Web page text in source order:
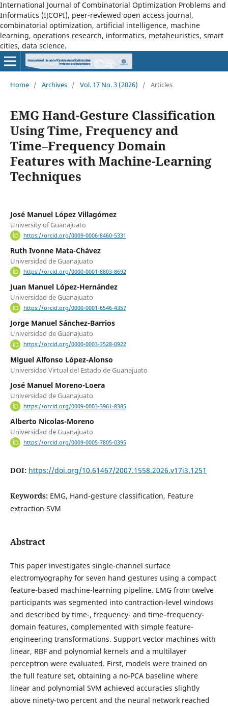
International Journal of Combinatorial Optimization Problems and
Informatics (IJCOPI), peer-reviewed open access journal,
combinatorial optimization, artificial intelligence, machine
learning, operations research, informatics, metaheuristics, smart
cities, data science.
Home / Archives / Vol. 17 No. 3 (2026) / Articles
EMG Hand-Gesture Classification
Using Time, Frequency and
Time–Frequency Domain
Features with Machine-Learning
Techniques
José Manuel López Villagómez
University of Guanajuato
https://orcid.org/0009-0006-8460-5331
Ruth Ivonne Mata-Chávez
Universidad de Guanajuato
https://orcid.org/0000-0001-8803-8692
Juan Manuel López-Hernández
Universidad de Guanajuato
https://orcid.org/0000-0001-6546-4357
Jorge Manuel Sánchez-Barrios
Universidad de Guanajuato
https://orcid.org/0000-0003-3528-0922
Miguel Alfonso López-Alonso
Universidad Virtual del Estado de Guanajuato
José Manuel Moreno-Loera
Universidad de Guanajuato
https://orcid.org/0009-0003-3961-8385
Alberto Nicolas-Moreno
Universidad de Guanajuato
https://orcid.org/0009-0005-7805-0395
DOI: https://doi.org/10.61467/2007.1558.2026.v17i3.1251
Keywords: EMG, Hand-gesture classification, Feature
extraction SVM
Abstract
This paper investigates single-channel surface
electromyography for seven hand gestures using a compact
feature-based machine-learning pipeline. EMG from twelve
participants was segmented into contraction-level windows
and described by time-, frequency- and time–frequency-
domain features, complemented with simple feature-
engineering transformations. Support vector machines with
linear, RBF and polynomial kernels and a multilayer
perceptron were evaluated. First, models were trained on
the full feature set, obtaining a no-PCA baseline where
linear and polynomial SVM achieved accuracies slightly
above ninety-two percent and the neural network reached